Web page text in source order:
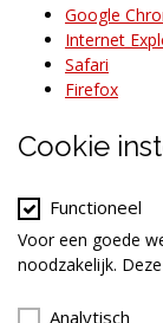
Google
Internet
Safari
Firefox
Cookie
Functioneel
Voor een goede
noodzakelijk.
Analytisch